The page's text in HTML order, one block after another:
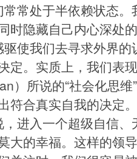
常处于半依赖状态
时隐藏自己内心深处
使我们去寻求外界
定。实质上，我们表
）所说的“社会化思
符合真实自我的决定。
进入一个超级自信
大的幸福。这样的领